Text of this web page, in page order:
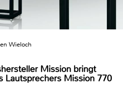
Wieloch
Mission bringt
Lautsprechers Mission 770